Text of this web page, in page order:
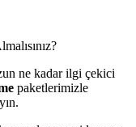
ne kadar ilgi çekici
paketlerimizle